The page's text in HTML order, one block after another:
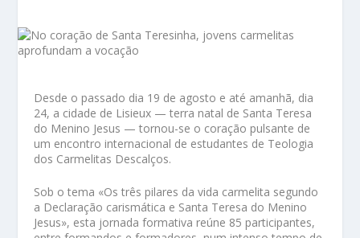
Desde o passado dia 19 de agosto e até amanhã, dia
24, a cidade de Lisieux — terra natal de Santa Teresa
do Menino Jesus — tornou-se o coração pulsante de
um encontro internacional de estudantes de Teologia
dos Carmelitas Descalços.
Sob o tema «Os três pilares da vida carmelita segundo
a Declaração carismática e Santa Teresa do Menino
Jesus», esta jornada formativa reúne 85 participantes,